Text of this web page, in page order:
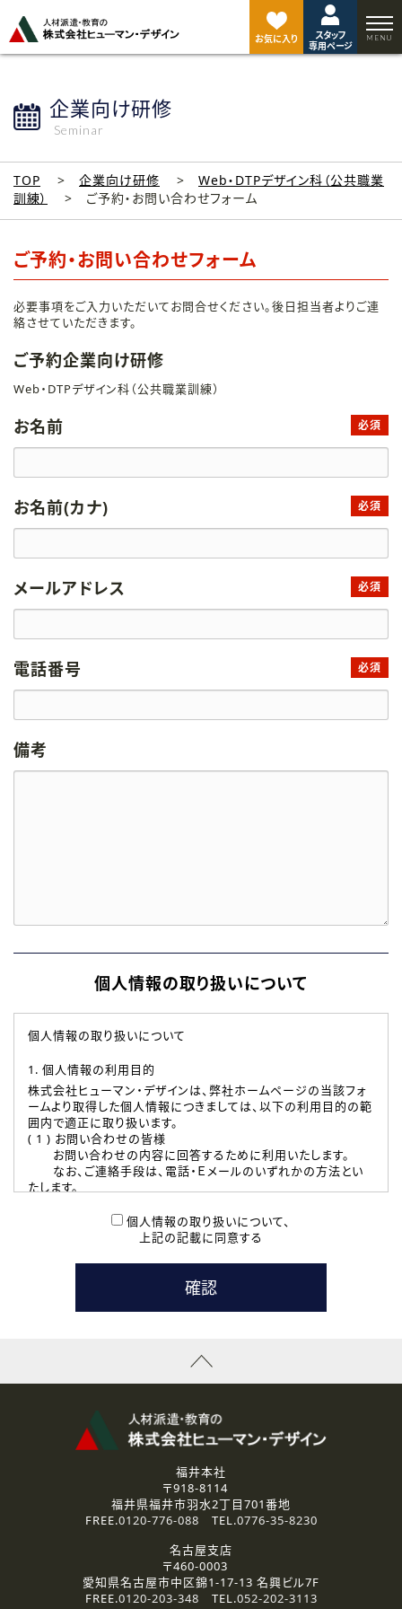
お気に入り
スタッフ
専用ページ
企業向け研修
Seminar
TOP 企業向け研修
Web・DTPデザイン科（公共職業
訓練）
ご予約・お問い合わせフォーム
ご予約・お問い合わせフォーム
必要事項をご入力いただいてお問合せください。後日担当者よりご連
絡させていただきます。
ご予約企業向け研修
Web・DTPデザイン科（公共職業訓練）
お名前 必須
お名前(カナ) 必須
メールアドレス 必須
電話番号 必須
備考
個人情報の取り扱いについて
個人情報の取り扱いについて
1. 個人情報の利用目的
株式会社ヒューマン・デザインは、弊社ホームページの当該フォ
ームより取得した個人情報につきましては、以下の利用目的の範
囲内で適正に取り扱います。
( 1 ) お問い合わせの皆様
お問い合わせの内容に回答するために利用いたします。
なお、ご連絡手段は、電話・Ｅメールのいずれかの方法とい
たします。
本登録に関するご連絡および本登録時の参考情報として利
たします。
( 3 ) スタッフ派遣を検討されている企業の皆様
お問い合わせの内容に回答するために利用いたします。
なお、ご連絡手段は、電話・Ｅメールのいずれかの方法とい
資料送付、受講相談に関するご連絡のために利用いたしま
その他、お問い合わせの内容に回答するために利用いたし
なお、ご連絡手段は、電話・Ｅメールのいずれかの方法とい
2.個人情報の第三者提供
ご提供いただいた個人情報は、法令等の規定に従う場合を除き、
3.個人情報の取り扱いの委託
弊社の定める個人情報保護の評価基準を満たした委託先に、個
人情報を委託する場合があります。
個人情報の取り扱いについて、
上記の記載に同意する
ジ
ト
福井本社
〒918-8114
福井県福井市羽水2丁目701番地
FREE.0120-776-088 TEL.0776-35-8230
名古屋支店
〒460-0003
愛知県名古屋市中区錦1-17-13 名興ビル7F
FREE.0120-203-348 TEL.052-202-3113